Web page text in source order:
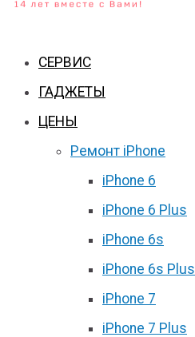
СЕРВИС
ГАДЖЕТЫ
ЦЕНЫ
Ремонт iPhone
iPhone 6
iPhone 6 Plus
iPhone 6s
iPhone 6s Plus
iPhone 7
iPhone 7 Plus